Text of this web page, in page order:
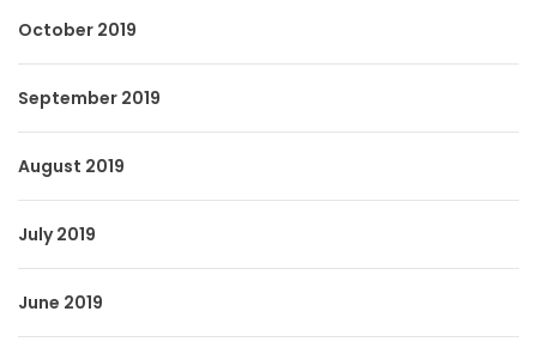
October 2019
September 2019
August 2019
July 2019
June 2019